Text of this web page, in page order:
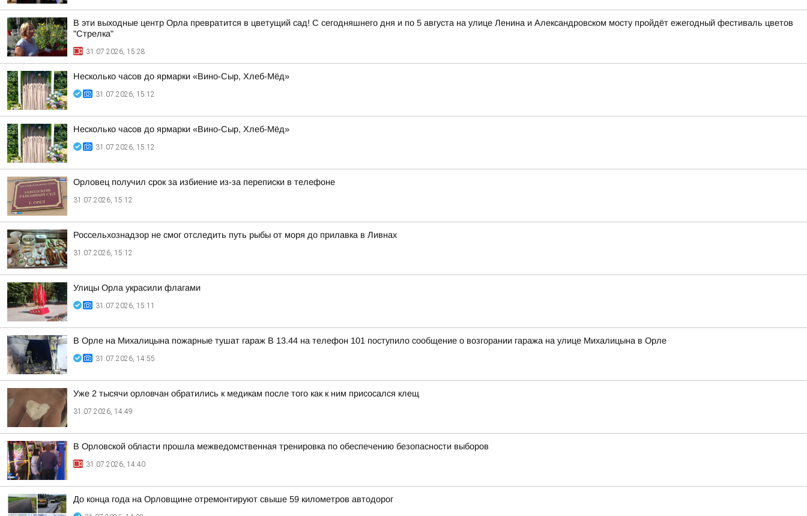
В эти выходные центр Орла превратится в цветущий сад! С сегодняшнего дня и по 5 августа на улице Ленина и Александровском мосту пройдёт ежегодный фестиваль цветов
"Стрелка"
31.07.2026, 15:28
Несколько часов до ярмарки «Вино-Сыр, Хлеб-Мёд»
31.07.2026, 15:12
Несколько часов до ярмарки «Вино-Сыр, Хлеб-Мёд»
31.07.2026, 15:12
Орловец получил срок за избиение из-за переписки в телефоне
31.07.2026, 15:12
Россельхознадзор не смог отследить путь рыбы от моря до прилавка в Ливнах
31.07.2026, 15:12
Улицы Орла украсили флагами
31.07.2026, 15:11
В Орле на Михалицына пожарные тушат гараж В 13.44 на телефон 101 поступило сообщение о возгорании гаража на улице Михалицына в Орле
31.07.2026, 14:55
Уже 2 тысячи орловчан обратились к медикам после того как к ним присосался клещ
31.07.2026, 14:49
В Орловской области прошла межведомственная тренировка по обеспечению безопасности выборов
31.07.2026, 14:40
До конца года на Орловщине отремонтируют свыше 59 километров автодорог